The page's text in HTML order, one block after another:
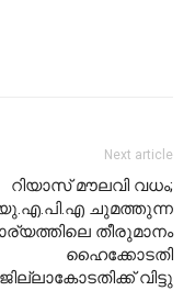
Next article
റിയാസ് മൗലവി വധം;
ചുമത്തുന്ന
തീരുമാനം
ഹൈക്കോടതി
ജില്ലാകോടതിക്ക് വിട്ടു